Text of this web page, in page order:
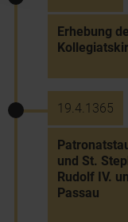
Erhebung
19.4.1365
und St.
Rudolf IV.
Passau